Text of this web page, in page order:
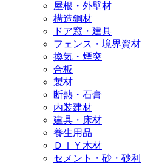
屋根・外壁材
構造鋼材
ドア窓・建具
フェンス・境界資材
換気・煙突
合板
製材
断熱・石膏
内装建材
建具・床材
養生用品
ＤＩＹ木材
セメント・砂・砂利